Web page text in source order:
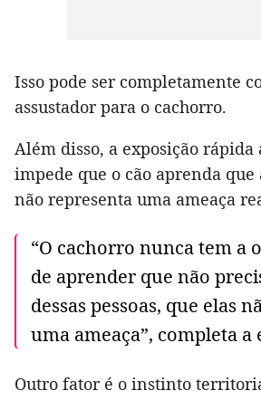
Isso pode ser completamente
assustador para o cachorro.
Além disso, a exposição rápida
impede que o cão aprenda
não representa uma ameaça
“O cachorro nunca tem a
de aprender que não
dessas pessoas, que elas
uma ameaça”, completa a
Outro fator é o instinto